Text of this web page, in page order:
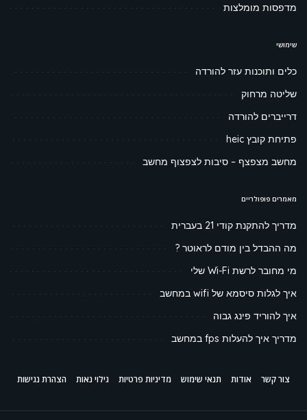
מדפסות מומלצות
שימושי
כלים ותוכנות עזר להורדה
שליטה מרחוק
דרייברים להורדה
פתיחת קובץ heic
מחשב מצפצף – סיבות לצפצוף מחשב
מאמרים פופולריים
מדריך להתקנת קודי 21 בעברית
מה ההבדל בין מודם לראוטר ?
מי מחובר לרשת Wi-Fi שלי
איך לגלות סיסמא של wifi במחשב
איך להוריד פינג גבוה
מדריך איך להעלות fps במחשב
צור קשר אודות תנאי שימוש מדיניות פרטיות גילוי נאות הצהרת נגישות